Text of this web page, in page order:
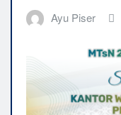
Ayu Piser